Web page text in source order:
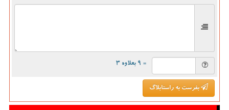
= ۹ بعلاوه ۳
بفرست به راستابلاگ